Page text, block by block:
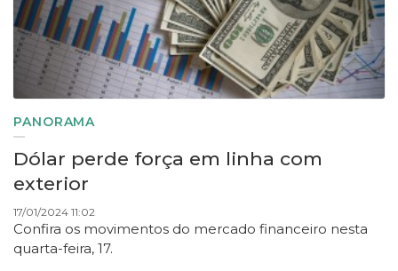
PANORAMA
Dólar perde força em linha com
exterior
17/01/2024 11:02
Confira os movimentos do mercado financeiro nesta
quarta-feira, 17.